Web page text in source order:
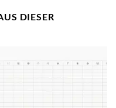
DIESER